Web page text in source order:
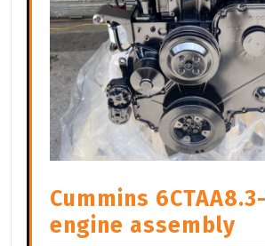
Cummins
engine assembly